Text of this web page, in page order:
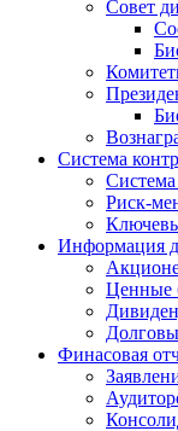
Совет
Система
Система
Риск-
Информация
Ценные
Финасовая